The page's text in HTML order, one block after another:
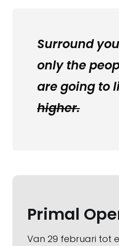
Surround
only the
are going to
higher.
Primal
Van 29 februari tot